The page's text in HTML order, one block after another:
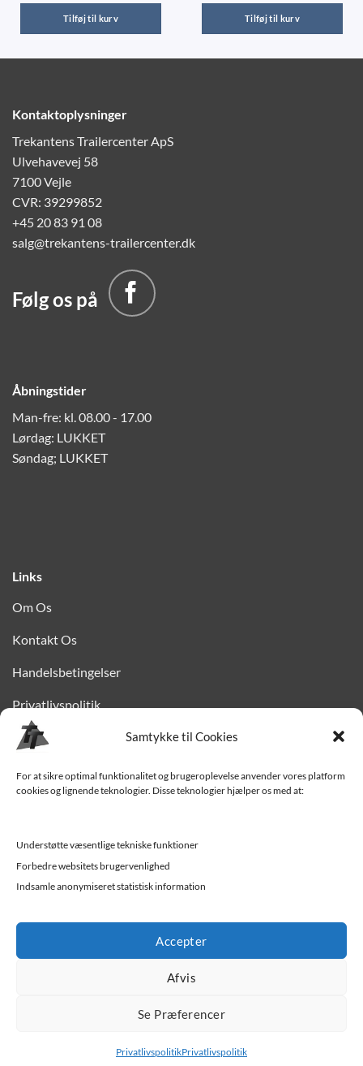
Samtykke til Cookies
For at sikre optimal funktionalitet og brugeroplevelse anvender vores platform
cookies og lignende teknologier. Disse teknologier hjælper os med at:
Understøtte væsentlige tekniske funktioner
Forbedre websitets brugervenlighed
Indsamle anonymiseret statistisk information
Accepter
Afvis
Se Præferencer
PrivatlivspolitikPrivatlivspolitik
Tilføj til kurv Tilføj til kurv
Kontaktoplysninger
Trekantens Trailercenter ApS
Ulvehavevej 58
7100 Vejle
CVR: 39299852
+45 20 83 91 08
salg@trekantens-trailercenter.dk
Følg os på
Åbningstider
Man-fre: kl. 08.00 - 17.00
Lørdag: LUKKET
Søndag; LUKKET
Links
Om Os
Kontakt Os
Handelsbetingelser
Privatlivspolitik
Finansiering
Levering til Sjælland
Værksted
Trekantens Trailercenter - Vejle | Kolding | Horsens | Fredericia |